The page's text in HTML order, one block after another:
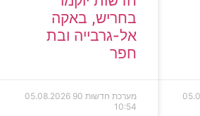
בחריש, באקה
אל-גרבייה ובת
חפר
מערכת חדשות 90
05.08.2026
10:54